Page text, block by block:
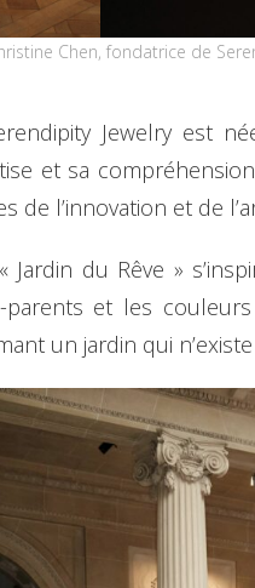
Chen, fondatrice de
Jewelry est
et sa
l’innovation et de
Jardin du Rêve »
parents et les
un jardin qui